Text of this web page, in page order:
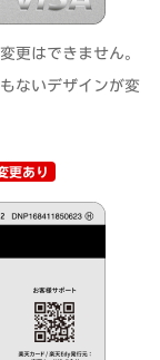
更はできません。
ないデザインが変
更あり